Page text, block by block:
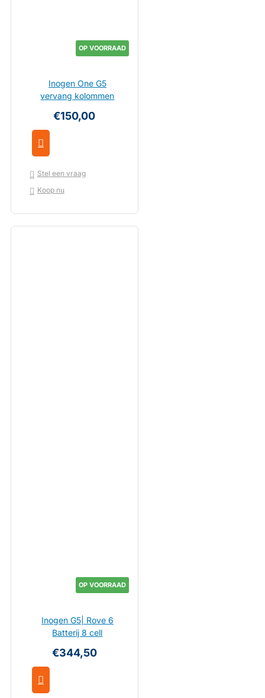
OP VOORRAAD
Inogen One G5
vervang kolommen
€150,00
Stel een vraag
Koop nu
OP VOORRAAD
Inogen G5| Rove 6
Batterij 8 cell
€344,50